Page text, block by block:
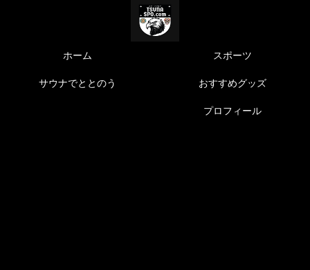
ホーム スポーツ
サウナでととのう おすすめグッズ
プロフィール